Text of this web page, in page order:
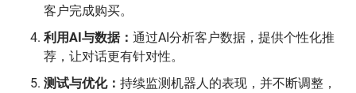
客户完成购买。
利用AI与数据： 通过AI分析客户数据，提供个性化推
荐，让对话更有针对性。
测试与优化： 持续监测机器人的表现，并不断调整，